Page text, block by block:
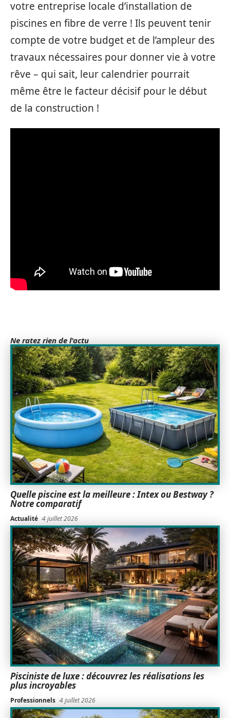
votre entreprise locale d’installation de
piscines en fibre de verre ! Ils peuvent tenir
compte de votre budget et de l’ampleur des
travaux nécessaires pour donner vie à votre
rêve – qui sait, leur calendrier pourrait
même être le facteur décisif pour le début
de la construction !
Ne ratez rien de l'actu
Quelle piscine est la meilleure : Intex ou Bestway ?
Notre comparatif
Actualité 4 juillet 2026
Pisciniste de luxe : découvrez les réalisations les
plus incroyables
Professionnels 4 juillet 2026